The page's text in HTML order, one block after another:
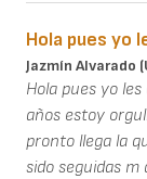
Hola pues yo
Jazmín Alvarado
Hola pues yo
años estoy
pronto llega la
sido seguidas m